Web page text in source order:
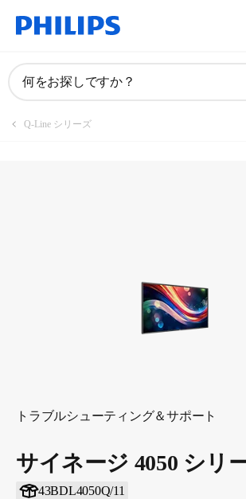
何をお探しですか？
Q-Line シリーズ
トラブルシューティング＆サポート
サイネージ 4050 シリ
43BDL4050Q/11
製品を登録